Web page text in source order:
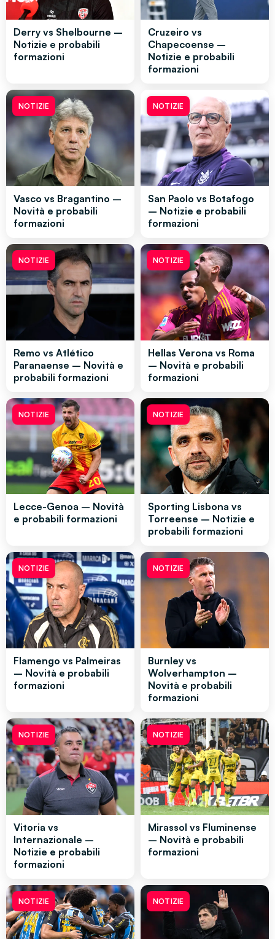
Derry vs Shelbourne –
Notizie e probabili
formazioni
Cruzeiro vs
Chapecoense –
Notizie e probabili
formazioni
NOTIZIE
Vasco vs Bragantino –
Novità e probabili
formazioni
NOTIZIE
San Paolo vs Botafogo
– Notizie e probabili
formazioni
NOTIZIE
Remo vs Atlético
Paranaense – Novità e
probabili formazioni
NOTIZIE
Hellas Verona vs Roma
– Novità e probabili
formazioni
NOTIZIE
Lecce-Genoa – Novità
e probabili formazioni
NOTIZIE
Sporting Lisbona vs
Torreense – Notizie e
probabili formazioni
NOTIZIE
Flamengo vs Palmeiras
– Novità e probabili
formazioni
NOTIZIE
Burnley vs
Wolverhampton –
Novità e probabili
formazioni
NOTIZIE
Vitoria vs
Internazionale –
Notizie e probabili
formazioni
NOTIZIE
Mirassol vs Fluminense
– Novità e probabili
formazioni
NOTIZIE NOTIZIE